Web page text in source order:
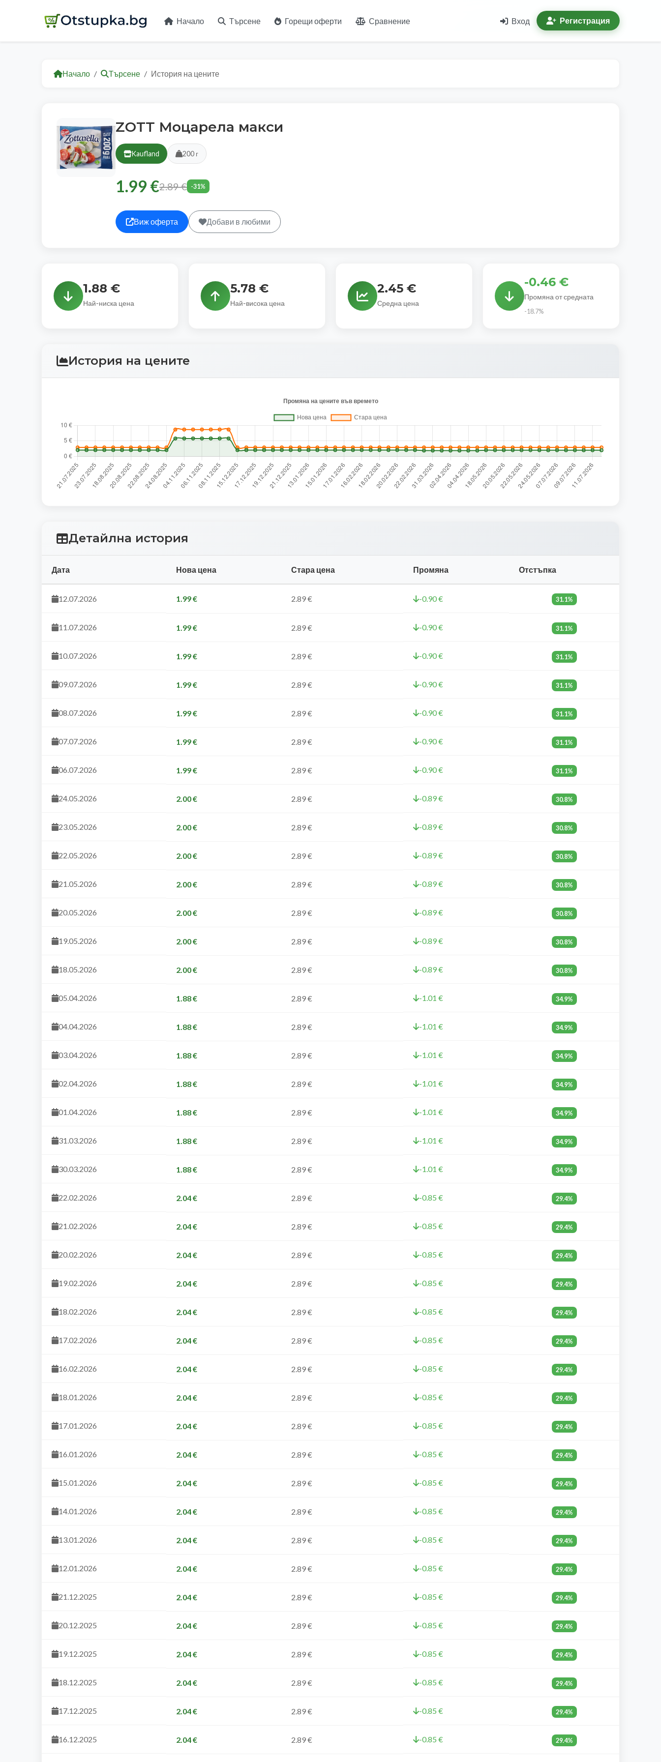
Начало Търсене Горещи оферти Сравнение Вход Регистрация
Начало Търсене История на цените
ZOTT Моцарела макси
Kaufland 200 г
1.99 €2.89 € -31%
Виж оферта Добави в любими
1.88 €
Най-ниска цена
5.78 €
Най-висока цена
2.45 €
Средна цена
-0.46 €
Промяна от средната
-18.7%
История на цените
Детайлна история
Дата Нова цена Стара цена Промяна Отстъпка
12.07.2026 1.99 € 2.89 € -0.90 € 31.1%
11.07.2026 1.99 € 2.89 € -0.90 € 31.1%
10.07.2026 1.99 € 2.89 € -0.90 € 31.1%
09.07.2026 1.99 € 2.89 € -0.90 € 31.1%
08.07.2026 1.99 € 2.89 € -0.90 € 31.1%
07.07.2026 1.99 € 2.89 € -0.90 € 31.1%
06.07.2026 1.99 € 2.89 € -0.90 € 31.1%
24.05.2026 2.00 € 2.89 € -0.89 € 30.8%
23.05.2026 2.00 € 2.89 € -0.89 € 30.8%
22.05.2026 2.00 € 2.89 € -0.89 € 30.8%
21.05.2026 2.00 € 2.89 € -0.89 € 30.8%
20.05.2026 2.00 € 2.89 € -0.89 € 30.8%
19.05.2026 2.00 € 2.89 € -0.89 € 30.8%
18.05.2026 2.00 € 2.89 € -0.89 € 30.8%
05.04.2026 1.88 € 2.89 € -1.01 € 34.9%
04.04.2026 1.88 € 2.89 € -1.01 € 34.9%
03.04.2026 1.88 € 2.89 € -1.01 € 34.9%
02.04.2026 1.88 € 2.89 € -1.01 € 34.9%
01.04.2026 1.88 € 2.89 € -1.01 € 34.9%
31.03.2026 1.88 € 2.89 € -1.01 € 34.9%
30.03.2026 1.88 € 2.89 € -1.01 € 34.9%
22.02.2026 2.04 € 2.89 € -0.85 € 29.4%
21.02.2026 2.04 € 2.89 € -0.85 € 29.4%
20.02.2026 2.04 € 2.89 € -0.85 € 29.4%
19.02.2026 2.04 € 2.89 € -0.85 € 29.4%
18.02.2026 2.04 € 2.89 € -0.85 € 29.4%
17.02.2026 2.04 € 2.89 € -0.85 € 29.4%
16.02.2026 2.04 € 2.89 € -0.85 € 29.4%
18.01.2026 2.04 € 2.89 € -0.85 € 29.4%
17.01.2026 2.04 € 2.89 € -0.85 € 29.4%
16.01.2026 2.04 € 2.89 € -0.85 € 29.4%
15.01.2026 2.04 € 2.89 € -0.85 € 29.4%
14.01.2026 2.04 € 2.89 € -0.85 € 29.4%
13.01.2026 2.04 € 2.89 € -0.85 € 29.4%
12.01.2026 2.04 € 2.89 € -0.85 € 29.4%
21.12.2025 2.04 € 2.89 € -0.85 € 29.4%
20.12.2025 2.04 € 2.89 € -0.85 € 29.4%
19.12.2025 2.04 € 2.89 € -0.85 € 29.4%
18.12.2025 2.04 € 2.89 € -0.85 € 29.4%
17.12.2025 2.04 € 2.89 € -0.85 € 29.4%
16.12.2025 2.04 € 2.89 € -0.85 € 29.4%